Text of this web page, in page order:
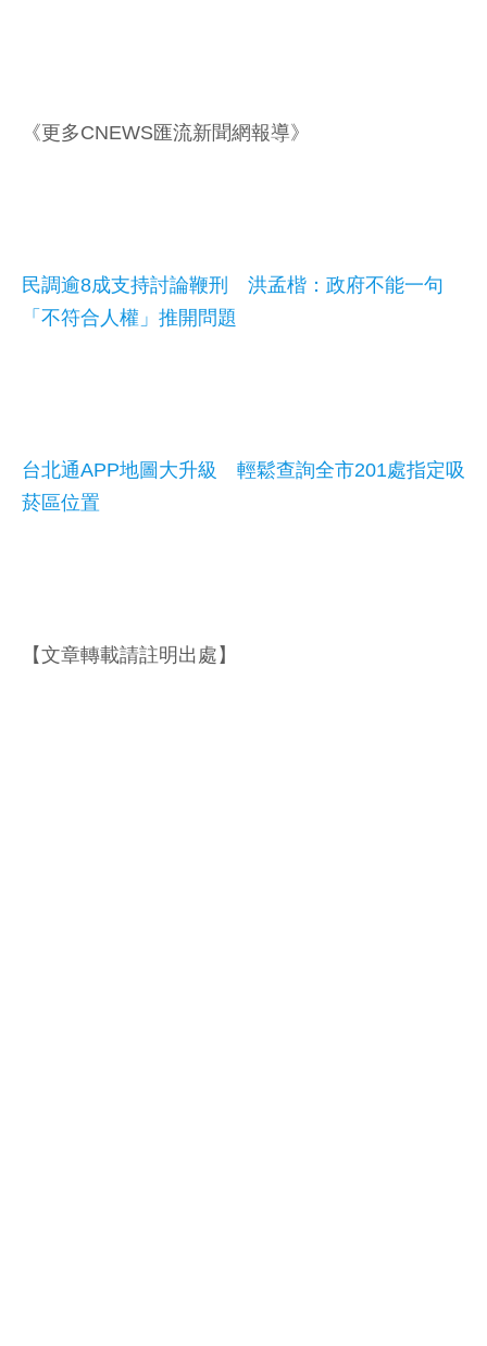
《更多CNEWS匯流新聞網報導》
民調逾8成支持討論鞭刑 洪孟楷：政府不能一句
「不符合人權」推開問題
台北通APP地圖大升級 輕鬆查詢全市201處指定吸
菸區位置
【文章轉載請註明出處】